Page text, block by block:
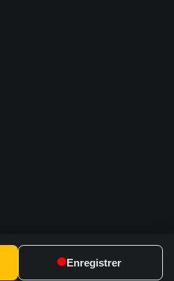
Enregistrer
2.228.1